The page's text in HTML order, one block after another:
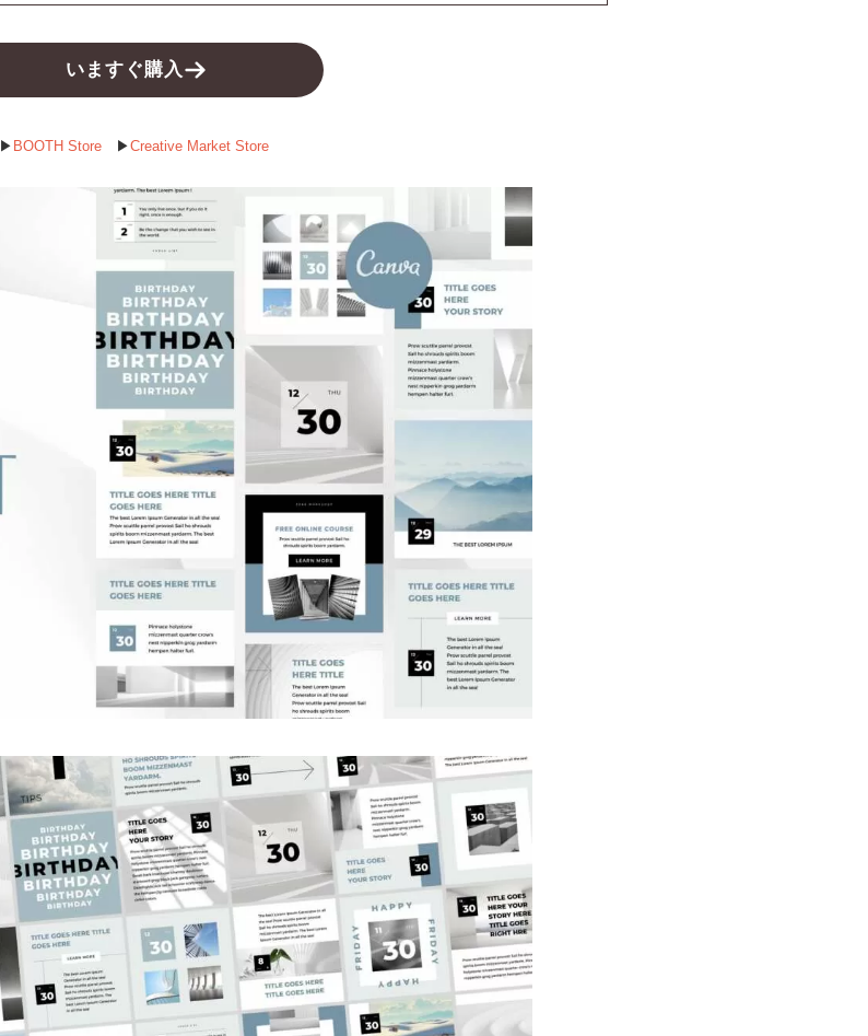
いますぐ購入
▶︎ BOOTH Store▶︎Creative Market Store